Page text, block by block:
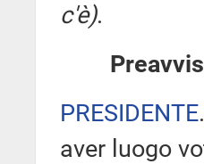
c'è).
PRESIDENTE
aver luogo